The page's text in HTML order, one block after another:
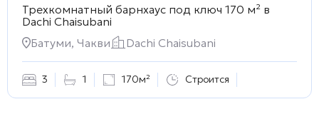
Трехкомнатный барнхаус под ключ 170 м² в
Dachi Chaisubani
Батуми, Чакви
Dachi Chaisubani
3 1 170м² Строится